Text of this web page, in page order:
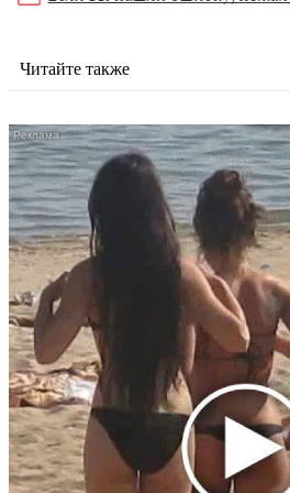
Читайте также